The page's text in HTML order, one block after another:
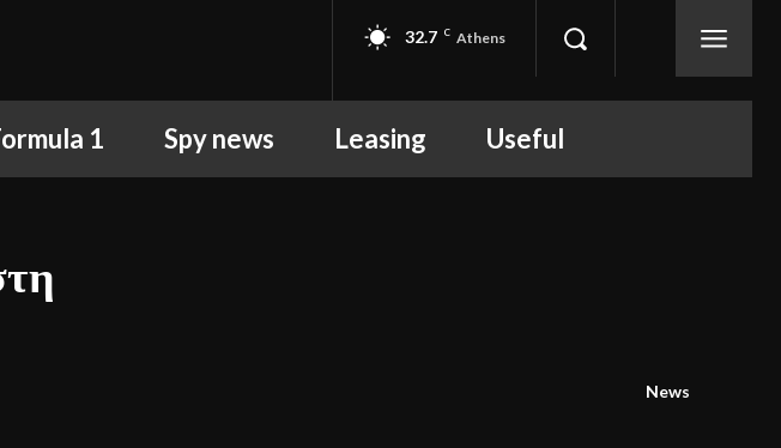
32.7 C Athens
1 Spy news Leasing Useful
News